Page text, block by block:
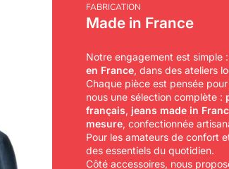
FABRICATION
Made in France
Notre engagement est simple :
en France, dans des ateliers
Chaque pièce est pensée
nous une sélection complète :
français, jeans made in
mesure, confectionnée
Pour les amateurs de confort
des essentiels du quotidien.
Côté accessoires, nous